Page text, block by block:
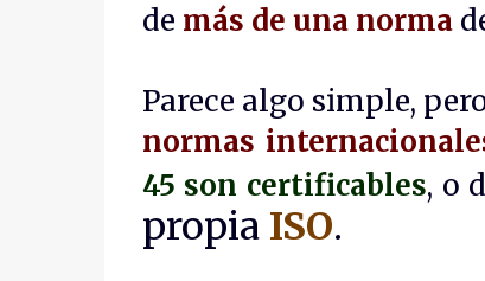
de más de una norma
Parece algo simple,
normas
45 son certificables, o
propia ISO.